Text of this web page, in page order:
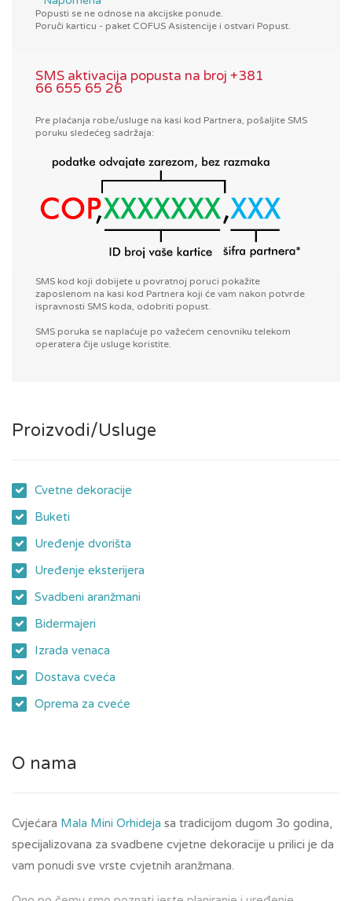
Popusti se ne odnose na akcijske ponude.
Poruči karticu - paket COFUS Asistencije i ostvari Popust.
SMS aktivacija popusta na broj +381
66 655 65 26
Pre plaćanja robe/usluge na kasi kod Partnera, pošaljite SMS
poruku sledećeg sadržaja:
SMS kod koji dobijete u povratnoj poruci pokažite
zaposlenom na kasi kod Partnera koji će vam nakon potvrde
ispravnosti SMS koda, odobriti popust.
SMS poruka se naplaćuje po važećem cenovniku telekom
operatera čije usluge koristite.
Proizvodi/Usluge
Cvetne dekoracije
Buketi
Uređenje dvorišta
Uređenje eksterijera
Svadbeni aranžmani
Bidermajeri
Izrada venaca
Dostava cveća
Oprema za cveće
O nama
Cvjećara Mala Mini Orhideja sa tradicijom dugom 3o godina,
specijalizovana za svadbene cvjetne dekoracije u prilici je da
vam ponudi sve vrste cvjetnih aranžmana.